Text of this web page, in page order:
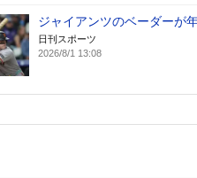
ジャイアンツのベーダーが
日刊スポーツ
2026/8/1 13:08